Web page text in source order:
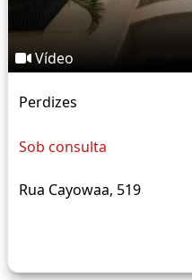
Vídeo
Perdizes
Sob consulta
Rua Cayowaa, 519